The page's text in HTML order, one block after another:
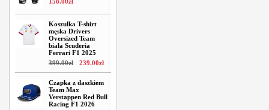
Koszulka T-shirt
męska Drivers
Oversized Team
biała Scuderia
Ferrari F1 2025
399.00zł 239.00zł
Czapka z daszkiem
Team Max
Verstappen Red Bull
Racing F1 2026